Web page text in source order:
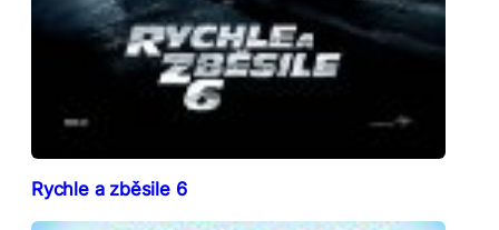
Rychle a zběsile 6